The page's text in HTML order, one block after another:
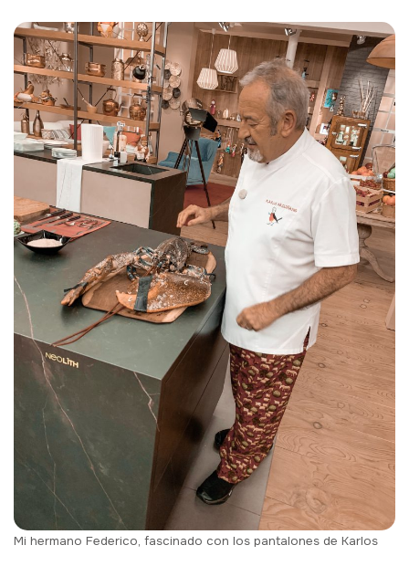
Mi hermano Federico, fascinado con los pantalones de Karlos